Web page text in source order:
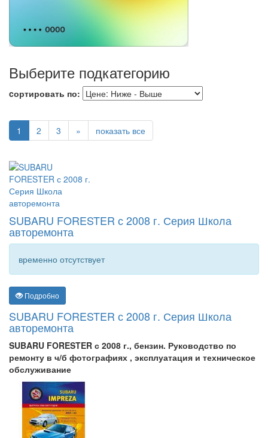
Выберите подкатегорию
cортировать по:
1 2 3 » показать все
SUBARU FORESTER с 2008 г. Серия Школа
авторемонта
временно отсутствует
Подробно
SUBARU FORESTER с 2008 г. Серия Школа
авторемонта
SUBARU FORESTER с 2008 г., бензин. Руководство по
ремонту в ч/б фотографиях , эксплуатация и техническое
обслуживание